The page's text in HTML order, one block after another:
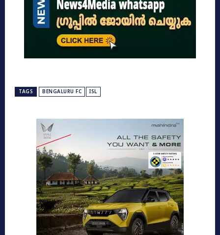
TAGS BENGALURU FC ISL